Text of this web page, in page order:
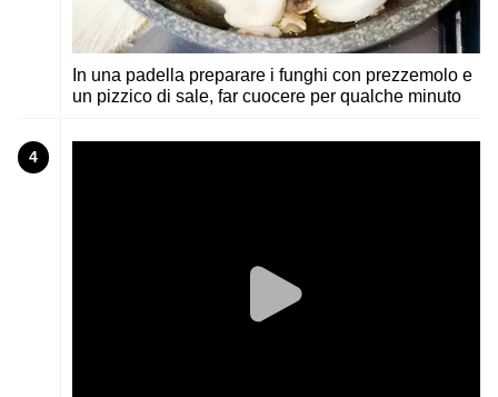
In una padella preparare i funghi con prezzemolo e
un pizzico di sale, far cuocere per qualche minuto
4